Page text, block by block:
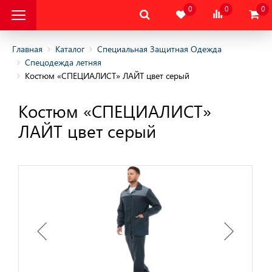
Защитная
Защитная
0 0 0
Главная Каталог
Специальная Защитная Одежда
Спецодежда летняя
Костюм «СПЕЦИАЛИСТ» ЛАЙТ цвет серый
Костюм «СПЕЦИАЛИСТ»
ЛАЙТ цвет серый